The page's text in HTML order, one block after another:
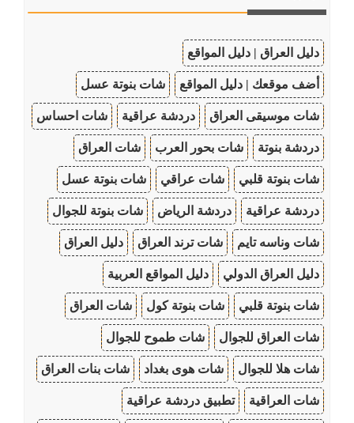
دليل العراق | دليل المواقع
أضف موقعك | دليل المواقع شات بنوتة عسل
شات موسيقى العراق دردشة عراقية شات احساس
دردشة بنوتة شات بحور العرب شات العراق
شات بنوتة قلبي شات عراقي شات بنوتة عسل
دردشة عراقية دردشة الرياض شات بنوتة للجوال
شات وناسه تايم شات ترند العراق دليل العراق
دليل العراق الدولي دليل المواقع العربية
شات بنوتة قلبي شات بنوتة كول شات العراق
شات العراق للجوال شات طموح للجوال
شات هلا للجوال شات هوى بغداد شات بنات العراق
شات العراقية تطبيق دردشة عراقية